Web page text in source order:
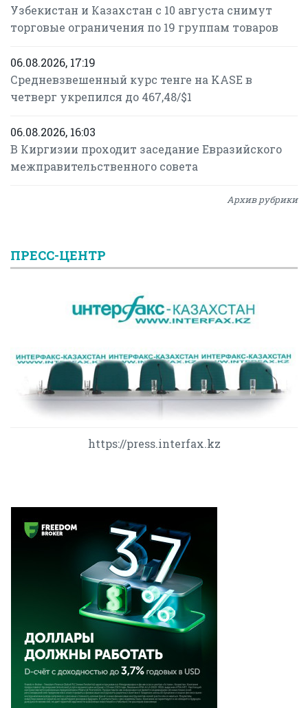
Узбекистан и Казахстан с 10 августа снимут
торговые ограничения по 19 группам товаров
06.08.2026, 17:19
Средневзвешенный курс тенге на KASE в
четверг укрепился до 467,48/$1
06.08.2026, 16:03
В Киргизии проходит заседание Евразийского
межправительственного совета
Архив рубрики
ПРЕСС-ЦЕНТР
https://press.interfax.kz